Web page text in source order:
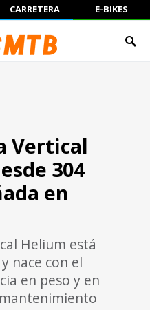
CARRETERA E-BIKES
Vertical
304
en
Helium está
nace con el
en peso y en